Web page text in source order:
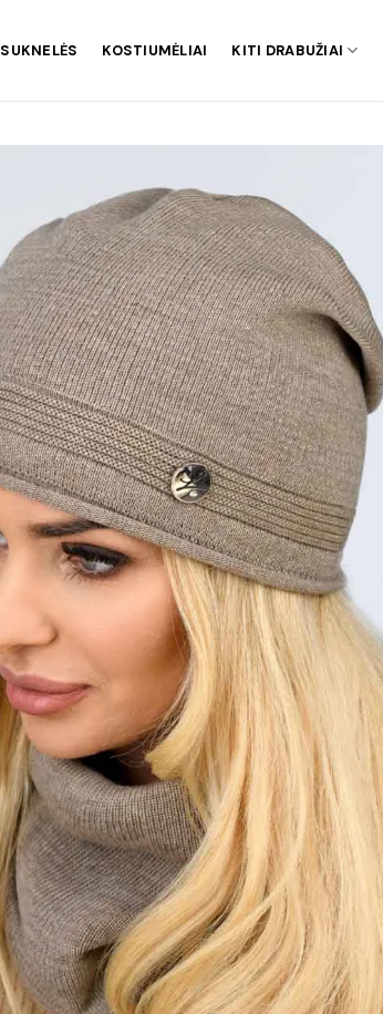
SUKNELĖS KOSTIUMĖLIAI KITI DRABUŽIAI